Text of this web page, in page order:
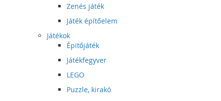
Zenés játék
Játék építőelem
Játékok
Épitőjáték
Játékfegyver
LEGO
Puzzle, kirakó